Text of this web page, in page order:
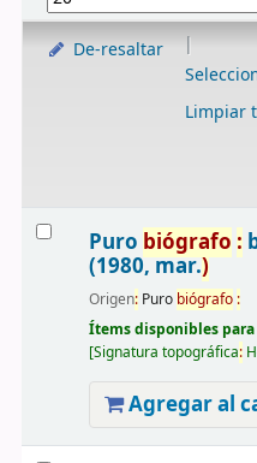
De-resaltar
Limpiar
Resultados
Puro biógrafo :
(1980, mar.)
Origen: Puro biógrafo :
Ítems disponibles
Signatura topográfica:
Agregar al